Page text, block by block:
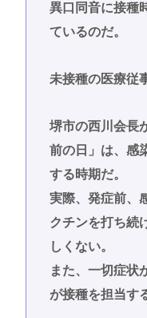
異口同音に接種
ているのだ。
未接種の医療従
堺市の西川会長
前の日」は、感
する時期だ。
実際、発症前、
クチンを打ち続
しくない。
また、一切症状
が接種を担当す